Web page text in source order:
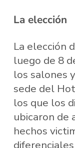
La elección
La elección
luego de 8
los salones
sede del
los que los
ubicaron de
hechos